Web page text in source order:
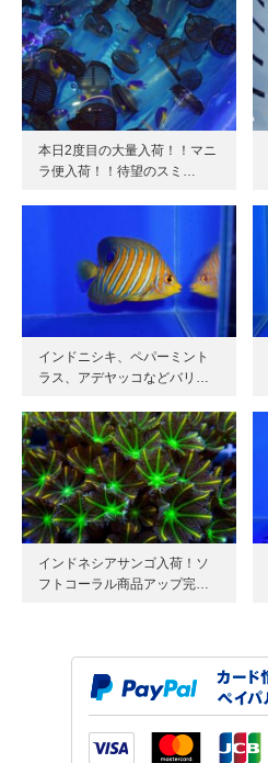
本日2度目の大量入荷！！マニ
ラ便入荷！！待望のスミ…
インドニシキ、ペパーミント
ラス、アデヤッコなどバリ…
インドネシアサンゴ入荷！ソ
フトコーラル商品アップ完…